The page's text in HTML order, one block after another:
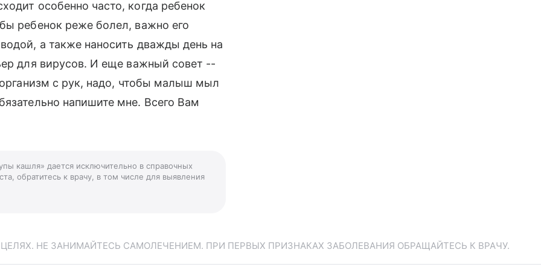
особенно часто, когда ребенок
ребенок реже болел, важно его
а также наносить дважды день на
для вирусов. И еще важный совет --
с рук, надо, чтобы малыш мыл
напишите мне. Всего Вам
кашля» дается исключительно в справочных
обратитесь к врачу, в том числе для выявления
НЕ ЗАНИМАЙТЕСЬ САМОЛЕЧЕНИЕМ. ПРИ ПЕРВЫХ ПРИЗНАКАХ ЗАБОЛЕВАНИЯ ОБРАЩАЙТЕСЬ К ВРАЧУ.